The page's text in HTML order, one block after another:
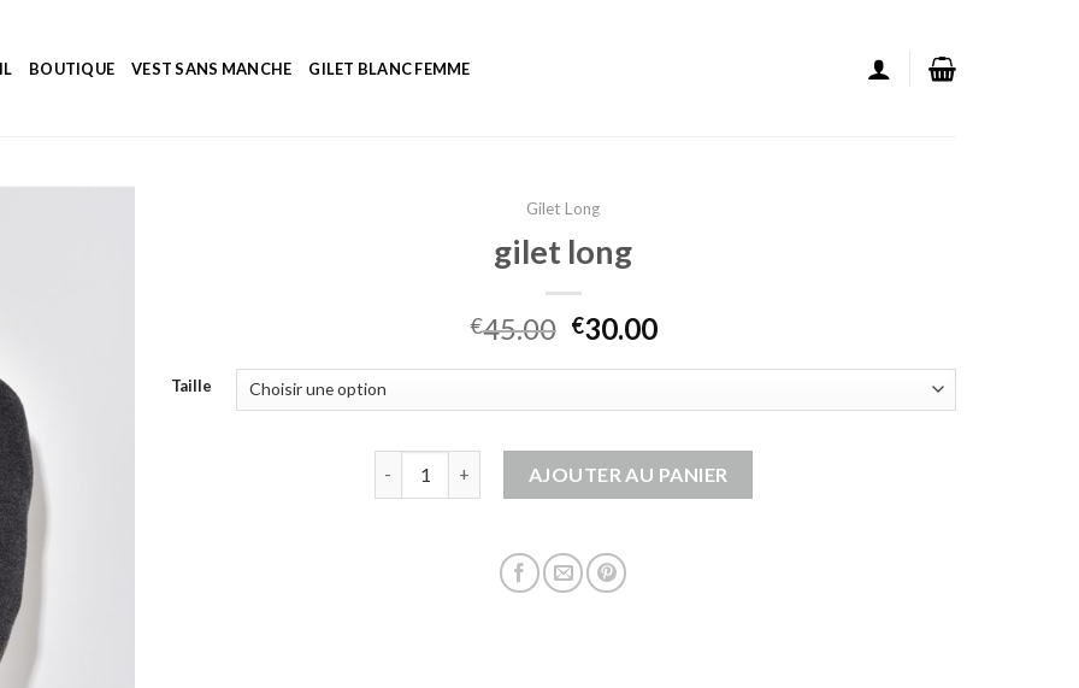
BOUTIQUE VEST SANS MANCHE GILET BLANC FEMME
Gilet Long
gilet long
€45.00 €30.00
Taille
AJOUTER AU PANIER